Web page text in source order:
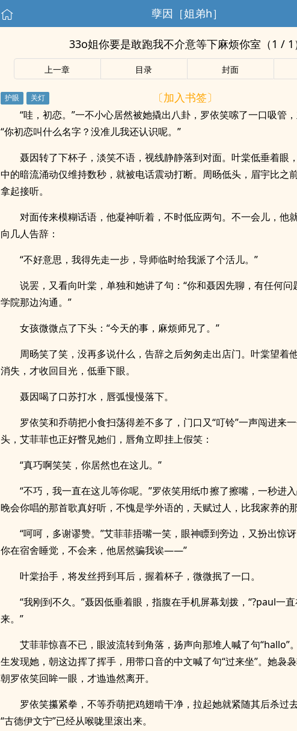
孽因［姐弟h］
33o姐你要是敢跑我不介意等下麻烦你室（1 / 1
上一章 目录 封面
〔加入书签〕
“哇，初恋。”一不小心居然被她撬出八卦，罗依笑嗦了一口吸管
“你初恋叫什么名字？没准儿我还认识呢。”
聂因转了下杯子，淡笑不语，视线静静落到对面。叶棠低垂着眼
中的暗流涌动仅维持数秒，就被电话震动打断。周旸低头，眉宇比之
拿起接听。
对面传来模糊话语，他凝神听着，不时低应两句。不一会儿，他
向几人告辞：
“不好意思，我得先走一步，导师临时给我派了个活儿。”
说罢，又看向叶棠，单独和她讲了句：“你和聂因先聊，有任何
学院那边沟通。”
女孩微微点了下头：“今天的事，麻烦师兄了。”
周旸笑了笑，没再多说什么，告辞之后匆匆走出店门。叶棠望着
消失，才收回目光，低垂下眼。
聂因喝了口苏打水，唇弧慢慢落下。
罗依笑和乔萌把小食扫荡得差不多了，门口又“叮铃”一声闯进来
头，艾菲菲也正好瞥见她们，唇角立即挂上假笑：
“真巧啊笑笑，你居然也在这儿。”
“不巧，我一直在这儿等你呢。”罗依笑用纸巾擦了擦嘴，一秒进
晚会你唱的那首歌真好听，不愧是学外语的，天赋过人，比我家养的
“呵呵，多谢谬赞。”艾菲菲捂嘴一笑，眼神瞟到旁边，又扮出惊
你在宿舍睡觉，不会来，他居然骗我诶——”
叶棠抬手，将发丝捋到耳后，握着杯子，微微抿了一口。
“我刚到不久。”聂因低垂着眼，指腹在手机屏幕划拨，“?paul一
来。”
艾菲菲惊喜不已，眼波流转到角落，扬声向那堆人喊了句“hallo”
生发现她，朝这边挥了挥手，用带口音的中文喊了句“过来坐”。她袅
朝罗依笑回眸一眼，才迆迆然离开。
罗依笑攥紧拳，不等乔萌把鸡翅啃干净，拉起她就紧随其后杀过
“古德伊文宁”已经从喉咙里滚出来。